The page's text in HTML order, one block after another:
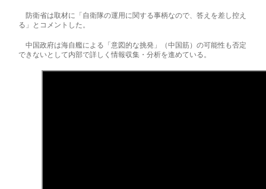
防衛省は取材に「自衛隊の運用に関する事柄なので、答えを差し控え
る」とコメントした。
中国政府は海自艦による「意図的な挑発」（中国筋）の可能性も否定
できないとして内部で詳しく情報収集・分析を進めている。